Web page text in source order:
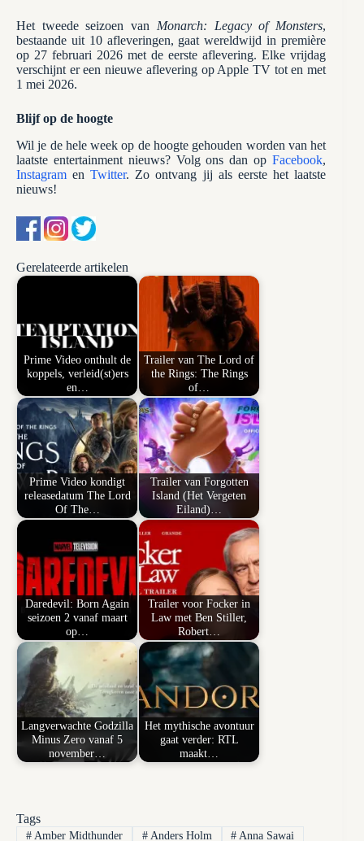
Het tweede seizoen van Monarch: Legacy of Monsters,
bestaande uit 10 afleveringen, gaat wereldwijd in première
op 27 februari 2026 met de eerste aflevering. Elke vrijdag
verschijnt er een nieuwe aflevering op Apple TV tot en met
1 mei 2026.
Blijf op de hoogte
Wil je de hele week op de hoogte gehouden worden van het
laatste entertainment nieuws? Volg ons dan opFacebook,
InstagramenTwitter. Zo ontvang jij als eerste het laatste
nieuws!
Gerelateerde artikelen
Prime Video onthult de
koppels, verleid(st)ers
en…
Trailer van The Lord of
the Rings: The Rings
of…
Prime Video kondigt
releasedatum The Lord
Of The…
Trailer van Forgotten
Island (Het Vergeten
Eiland)…
Daredevil: Born Again
seizoen 2 vanaf maart
op…
Trailer voor Focker in
Law met Ben Stiller,
Robert…
Langverwachte Godzilla
Minus Zero vanaf 5
november…
Het mythische avontuur
gaat verder: RTL
maakt…
Tags
#Amber Midthunder #Anders Holm # Anna Sawai